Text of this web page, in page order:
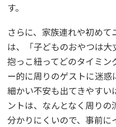
す。
さらに、家族連れや初めて
は、「子どものおやつは
抱っこ紐ってどのタイミ
ー的に周りのゲストに迷
細かい不安も出てきやすい
ントは、なんとなく周り
分かりにくいので、事前に